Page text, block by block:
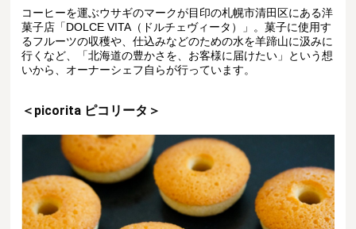
コーヒーを運ぶウサギのマークが目印の札幌市清田区にある洋
菓子店「DOLCE VITA（ドルチェヴィータ）」。菓子に使用す
るフルーツの収穫や、仕込みなどのための水を羊蹄山に汲みに
行くなど、「北海道の豊かさを、お客様に届けたい」という想
いから、オーナーシェフ自らが行っています。
＜picorita ピコリータ＞